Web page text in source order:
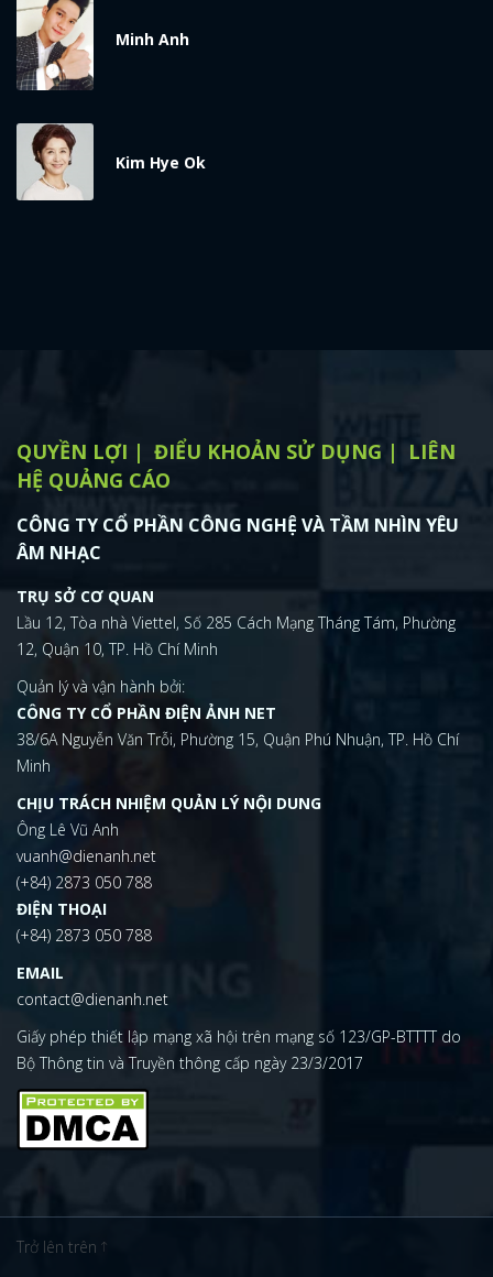
Minh Anh
Kim Hye Ok
QUYỀN LỢI ĐIỂU KHOẢN SỬ DỤNG
LIÊN
HỆ QUẢNG CÁO
CÔNG TY CỔ PHẦN CÔNG NGHỆ VÀ TẦM NHÌN YÊU
ÂM NHẠC
TRỤ SỞ CƠ QUAN
Lầu 12, Tòa nhà Viettel, Số 285 Cách Mạng Tháng Tám, Phường
12, Quận 10, TP. Hồ Chí Minh
Quản lý và vận hành bởi:
CÔNG TY CỔ PHẦN ĐIỆN ẢNH NET
38/6A Nguyễn Văn Trỗi, Phường 15, Quận Phú Nhuận, TP. Hồ Chí
Minh
CHỊU TRÁCH NHIỆM QUẢN LÝ NỘI DUNG
Ông Lê Vũ Anh
vuanh@dienanh.net
(+84) 2873 050 788
ĐIỆN THOẠI
(+84) 2873 050 788
EMAIL
contact@dienanh.net
Giấy phép thiết lập mạng xã hội trên mạng số 123/GP-BTTTT do
Bộ Thông tin và Truyền thông cấp ngày 23/3/2017
Trở lên trên